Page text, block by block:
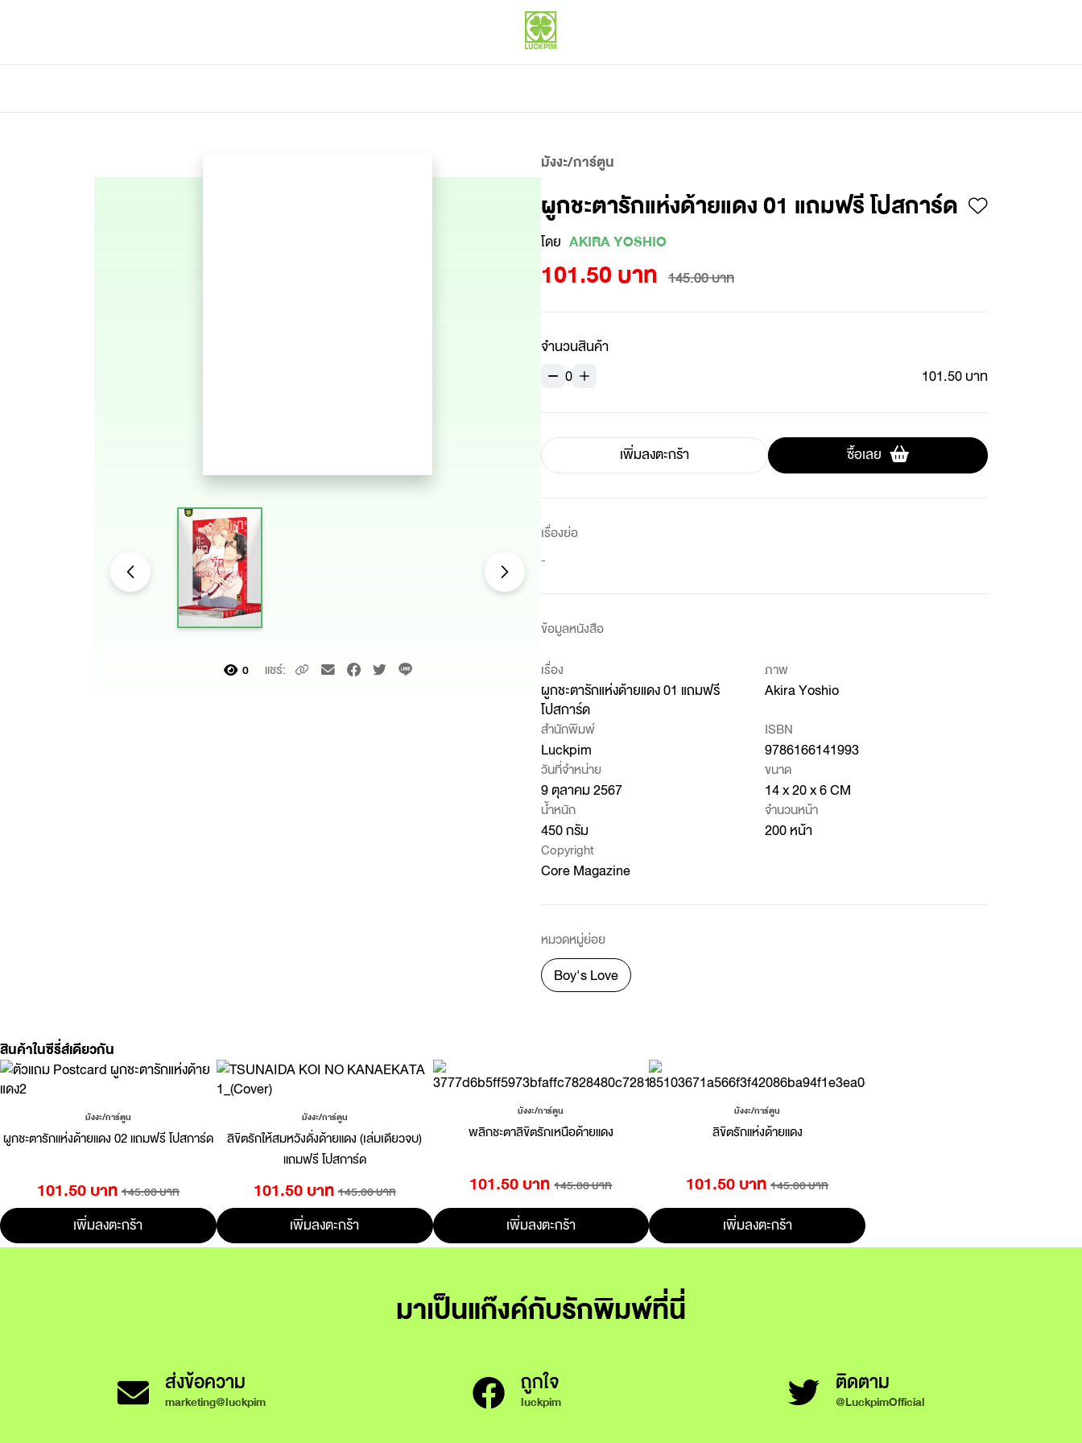
เข้าสู่ระบบ/สมัครสมาชิก
0 แชร์:
มังงะ/การ์ตูน
ผูกชะตารักแห่งด้ายแดง 01 แถมฟรี โปสการ์ด
โดย AKIRA YOSHIO
101.50 บาท 145.00 บาท
จำนวนสินค้า
0
101.50 บาท
เพิ่มลงตะกร้า ซื้อเลย
เรื่องย่อ
-
ข้อมูลหนังสือ
เรื่อง
ผูกชะตารักแห่งด้ายแดง 01 แถมฟรี
โปสการ์ด
ภาพ
Akira Yoshio
สำนักพิมพ์
Luckpim
ISBN
9786166141993
วันที่จำหน่าย
9 ตุลาคม 2567
ขนาด
14 x 20 x 6 CM
น้ำหนัก
450 กรัม
จำนวนหน้า
200 หน้า
Copyright
Core Magazine
หมวดหมู่ย่อย
Boy's Love
สินค้าในซีรี่ส์เดียวกัน
มังงะ/การ์ตูน
ผูกชะตารักแห่งด้ายแดง 02 แถมฟรี โปสการ์ด
101.50 บาท 145.00 บาท
เพิ่มลงตะกร้า
มังงะ/การ์ตูน
ลิขิตรักให้สมหวังดั่งด้ายแดง (เล่มเดียวจบ)
แถมฟรี โปสการ์ด
101.50 บาท 145.00 บาท
เพิ่มลงตะกร้า
มังงะ/การ์ตูน
พลิกชะตาลิขิตรักเหนือด้ายแดง
101.50 บาท 145.00 บาท
เพิ่มลงตะกร้า
มังงะ/การ์ตูน
ลิขิตรักแห่งด้ายแดง
101.50 บาท 145.00 บาท
เพิ่มลงตะกร้า
มาเป็นแก๊งค์กับรักพิมพ์ที่นี่
ส่งข้อความ
marketing@luckpim
ถูกใจ
luckpim
ติดตาม
@LuckpimOfficial